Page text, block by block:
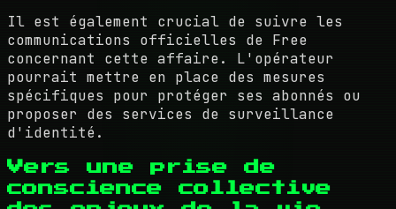
Il est également crucial de suivre les
communications officielles de Free
concernant cette affaire. L'opérateur
pourrait mettre en place des mesures
spécifiques pour protéger ses abonnés ou
proposer des services de surveillance
d'identité.
Vers une prise de
conscience collective